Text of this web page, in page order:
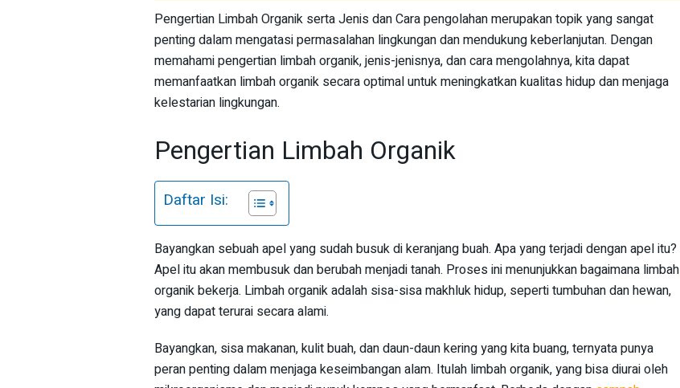
Pengertian Limbah Organik serta Jenis dan Cara pengolahan merupakan topik yang sangat
penting dalam mengatasi permasalahan lingkungan dan mendukung keberlanjutan. Dengan
memahami pengertian limbah organik, jenis-jenisnya, dan cara mengolahnya, kita dapat
memanfaatkan limbah organik secara optimal untuk meningkatkan kualitas hidup dan menjaga
kelestarian lingkungan.
Pengertian Limbah Organik
Daftar Isi:
Bayangkan sebuah apel yang sudah busuk di keranjang buah. Apa yang terjadi dengan apel itu?
Apel itu akan membusuk dan berubah menjadi tanah. Proses ini menunjukkan bagaimana limbah
organik bekerja. Limbah organik adalah sisa-sisa makhluk hidup, seperti tumbuhan dan hewan,
yang dapat terurai secara alami.
Bayangkan, sisa makanan, kulit buah, dan daun-daun kering yang kita buang, ternyata punya
peran penting dalam menjaga keseimbangan alam. Itulah limbah organik, yang bisa diurai oleh